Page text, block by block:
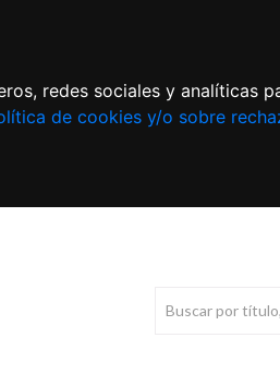
redes sociales y
de cookies y/o sobre